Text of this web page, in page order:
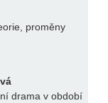
proměny
drama v období